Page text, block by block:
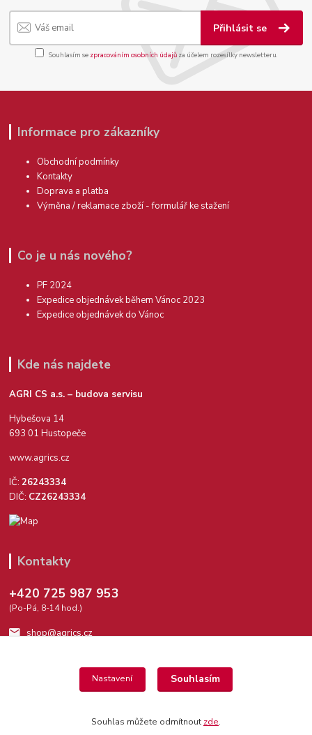
Přihlásit se
Souhlasím se zpracováním osobních údajůza účelem rozesílky newsletteru.
Informace pro zákazníky
Obchodní podmínky
Kontakty
Doprava a platba
Výměna / reklamace zboží - formulář ke stažení
Co je u nás nového?
PF 2024
Expedice objednávek během Vánoc 2023
Expedice objednávek do Vánoc
Kde nás najdete
AGRI CS a.s. – budova servisu
Hybešova 14
693 01 Hustopeče
www.agrics.cz
IČ:26243334
DIČ: CZ26243334
Kontakty
+420 725 987 953
(Po-Pá, 8-14 hod.)
shop@agrics.cz
Nastavení Souhlasím
Souhlas můžete odmítnout zde.